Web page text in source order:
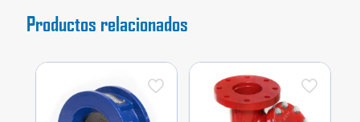
Productos relacionados